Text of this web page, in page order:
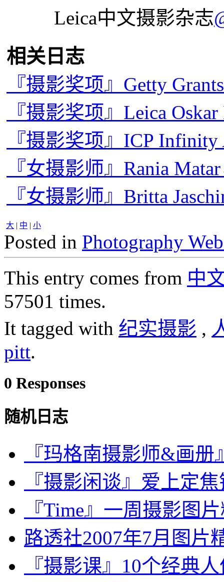
Leica中文摄影杂志
相关日志
『摄影奖项』Getty
『摄影奖项』Leica
『摄影奖项』ICP
『女摄影师』Rania
『女摄影师』Britta
大 | 中 | 小
Posted in Photography
This entry comes from 中
57501 times.
It tagged with 纪实摄影 ,
pitt.
0 Responses
随机日志
『玛格南摄影师&画册
『摄影闲谈』爱上定
『Time』一周摄影图
路透社2007年7月图片
『摄影课』10个经典